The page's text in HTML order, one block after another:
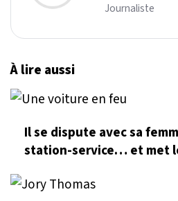
Journaliste
À lire aussi
Il se dispute avec sa
station-service… et met